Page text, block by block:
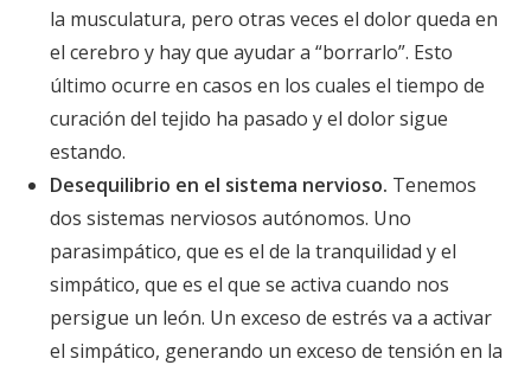
la musculatura, pero otras veces el dolor queda en
el cerebro y hay que ayudar a “borrarlo”. Esto
último ocurre en casos en los cuales el tiempo de
curación del tejido ha pasado y el dolor sigue
estando.
Desequilibrio en el sistema nervioso. Tenemos
dos sistemas nerviosos autónomos. Uno
parasimpático, que es el de la tranquilidad y el
simpático, que es el que se activa cuando nos
persigue un león. Un exceso de estrés va a activar
el simpático, generando un exceso de tensión en la